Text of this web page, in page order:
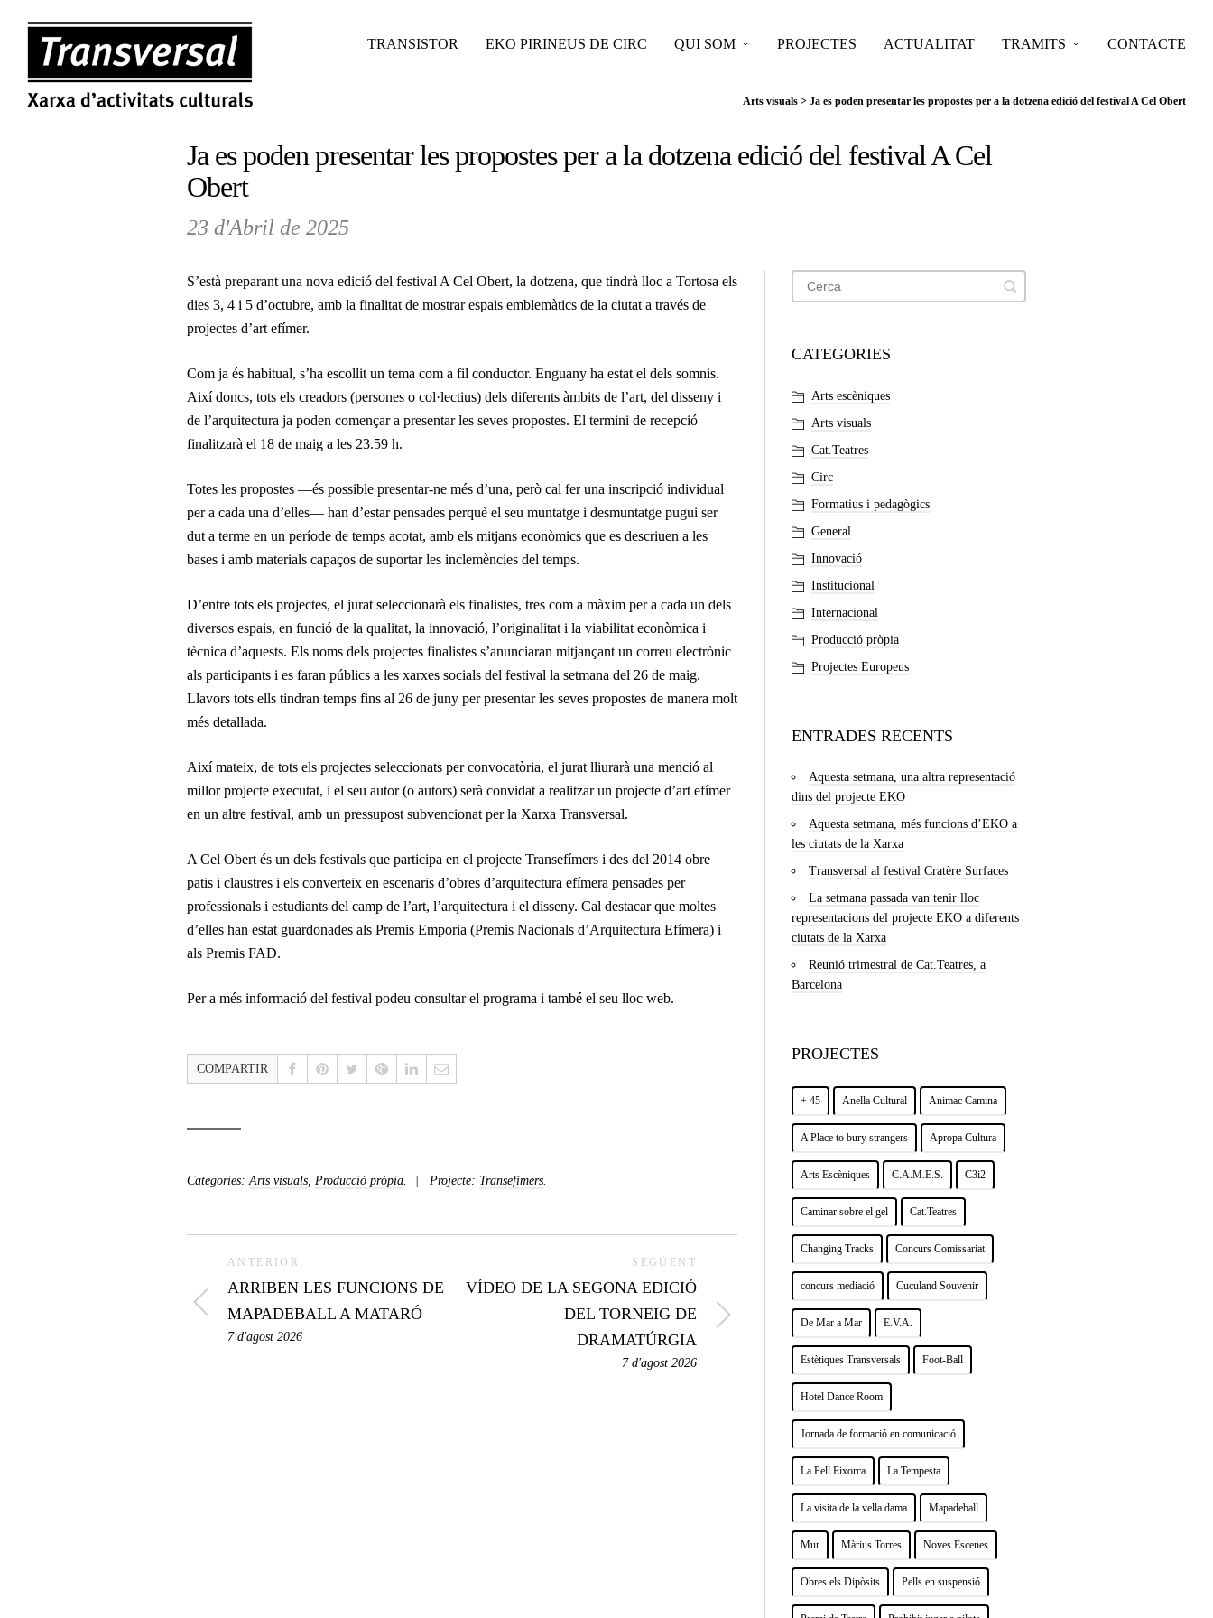
Arts visuals > Ja es poden presentar les propostes per a la dotzena edició del festival A Cel Obert
Ja es poden presentar les propostes per a la dotzena edició del festival A Cel
Obert
23 d'Abril de 2025
TRANSISTOR EKO PIRINEUS DE CIRC QUI SOM PROJECTES ACTUALITAT TRAMITS CONTACTE
S’està preparant una nova edició del festival A Cel Obert, la dotzena, que tindrà lloc a Tortosa els
dies 3, 4 i 5 d’octubre, amb la finalitat de mostrar espais emblemàtics de la ciutat a través de
projectes d’art efímer.
Com ja és habitual, s’ha escollit un tema com a fil conductor. Enguany ha estat el dels somnis.
Així doncs, tots els creadors (persones o col·lectius) dels diferents àmbits de l’art, del disseny i
de l’arquitectura ja poden començar a presentar les seves propostes. El termini de recepció
finalitzarà el 18 de maig a les 23.59 h.
Totes les propostes —és possible presentar-ne més d’una, però cal fer una inscripció individual
per a cada una d’elles— han d’estar pensades perquè el seu muntatge i desmuntatge pugui ser
dut a terme en un període de temps acotat, amb els mitjans econòmics que es descriuen a les
bases i amb materials capaços de suportar les inclemències del temps.
D’entre tots els projectes, el jurat seleccionarà els finalistes, tres com a màxim per a cada un dels
diversos espais, en funció de la qualitat, la innovació, l’originalitat i la viabilitat econòmica i
tècnica d’aquests. Els noms dels projectes finalistes s’anunciaran mitjançant un correu electrònic
als participants i es faran públics a les xarxes socials del festival la setmana del 26 de maig.
Llavors tots ells tindran temps fins al 26 de juny per presentar les seves propostes de manera molt
més detallada.
Així mateix, de tots els projectes seleccionats per convocatòria, el jurat lliurarà una menció al
millor projecte executat, i el seu autor (o autors) serà convidat a realitzar un projecte d’art efímer
en un altre festival, amb un pressupost subvencionat per la Xarxa Transversal.
A Cel Obert és un dels festivals que participa en el projecte Transefímers i des del 2014 obre
patis i claustres i els converteix en escenaris d’obres d’arquitectura efímera pensades per
professionals i estudiants del camp de l’art, l’arquitectura i el disseny. Cal destacar que moltes
d’elles han estat guardonades als Premis Emporia (Premis Nacionals d’Arquitectura Efímera) i
als Premis FAD.
Per a més informació del festival podeu consultar el programa i també el seu lloc web.
COMPARTIR
Categories:Arts visuals, Producció pròpia. Projecte: Transefímers.
ANTERIOR
ARRIBEN LES FUNCIONS DE
MAPADEBALL A MATARÓ
7 d'agost 2026
SEGÜENT
VÍDEO DE LA SEGONA EDICIÓ
DEL TORNEIG DE
DRAMATÚRGIA
7 d'agost 2026
CATEGORIES
Arts escèniques
Arts visuals
Cat.Teatres
Circ
Formatius i pedagògics
General
Innovació
Institucional
Internacional
Producció pròpia
Projectes Europeus
ENTRADES RECENTS
Aquesta setmana, una altra representació
dins del projecte EKO
Aquesta setmana, més funcions d’EKO a
les ciutats de la Xarxa
Transversal al festival Cratère Surfaces
La setmana passada van tenir lloc
representacions del projecte EKO a diferents
ciutats de la Xarxa
Reunió trimestral de Cat.Teatres, a
Barcelona
PROJECTES
+ 45 Anella Cultural Animac Camina
A Place to bury strangers Apropa Cultura
Arts Escèniques C.A.M.E.S. C3i2
Caminar sobre el gel Cat.Teatres
Changing Tracks Concurs Comissariat
concurs mediació Cuculand Souvenir
De Mar a Mar E.V.A.
Estètiques Transversals Foot-Ball
Hotel Dance Room
Jornada de formació en comunicació
La Pell Eixorca La Tempesta
La visita de la vella dama Mapadeball
Mur Màrius Torres Noves Escenes
Obres els Dipòsits Pells en suspensió